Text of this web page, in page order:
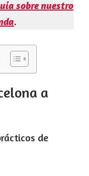
sobre nuestro
.
a
de